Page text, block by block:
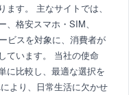
す。 主なサイトでは、
格安スマホ・SIM、
ビスを対象に、消費者が
ています。 当社の使命
に比較し、最適な選択を
より、日常生活に欠かせ